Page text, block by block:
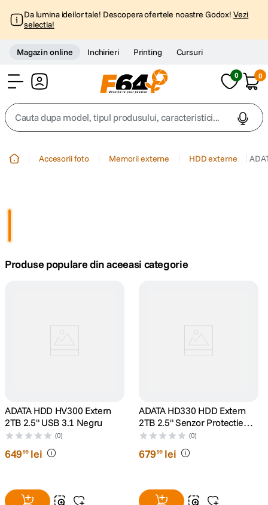
Da lumina ideilor tale! Descopera ofertele noastre Godox! Vezi
selectia!
Magazin online Inchirieri Printing Cursuri
0 0
Cauta dupa model, tipul produsului, caracteristici...
4. peak design
9 dji mic mini
10 . dji osmo
Accesorii foto Memorii externe HDD externe
Produse populare din aceeasi categorie
ADATA HDD HV300 Extern
2TB 2.5" USB 3.1 Negru
(0)
64999 lei
ADATA HD330 HDD Extern
2TB 2.5" Senzor Protectie
Soc
(0)
67999 lei